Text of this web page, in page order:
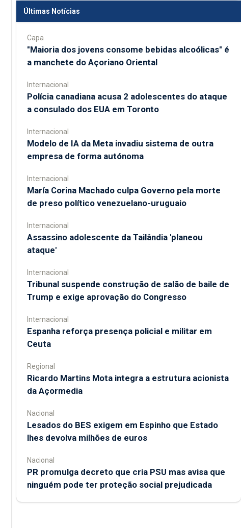
Últimas Notícias
Capa
"Maioria dos jovens consome bebidas alcoólicas" é
a manchete do Açoriano Oriental
Internacional
Polícia canadiana acusa 2 adolescentes do ataque
a consulado dos EUA em Toronto
Internacional
Modelo de IA da Meta invadiu sistema de outra
empresa de forma autónoma
Internacional
María Corina Machado culpa Governo pela morte
de preso político venezuelano-uruguaio
Internacional
Assassino adolescente da Tailândia 'planeou
ataque'
Internacional
Tribunal suspende construção de salão de baile de
Trump e exige aprovação do Congresso
Internacional
Espanha reforça presença policial e militar em
Ceuta
Regional
Ricardo Martins Mota integra a estrutura acionista
da Açormedia
Nacional
Lesados do BES exigem em Espinho que Estado
lhes devolva milhões de euros
Nacional
PR promulga decreto que cria PSU mas avisa que
ninguém pode ter proteção social prejudicada